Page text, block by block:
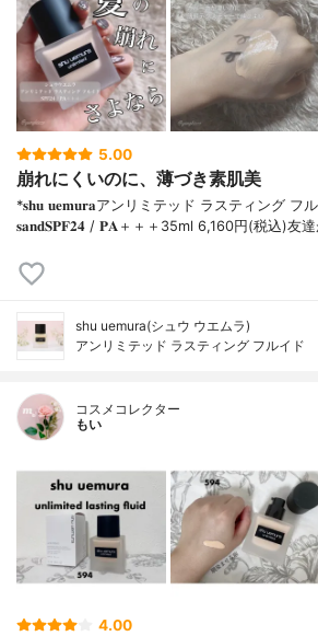
5.00
崩れにくいのに、薄づき素肌美
*𝐬𝐡𝐮 𝐮𝐞𝐦𝐮𝐫𝐚アンリミテッド ラスティング フル
𝐬𝐚𝐧𝐝𝐒𝐏𝐅𝟐𝟒 / 𝐏𝐀＋＋＋⁡35ml 6,160円(税込)⁡友
shu uemura(シュウ ウエムラ)
アンリミテッド ラスティング フルイド
コスメコレクター
もい
4.00